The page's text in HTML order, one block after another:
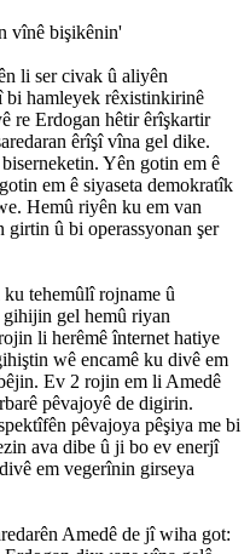
vînê bişikênin'
li ser civak û aliyên
bi hamleyek rêxistinkirinê
re Erdogan hêtir êrîşkartir
êrîşî vîna gel dike.
Yên gotin em ê
em ê siyaseta demokratîk
Hemû riyên ku em van
û bi operassyonan şer
tehemûlî rojname û
gel hemû riyan
li herêmê înternet hatiye
wê encamê ku divê em
Ev 2 rojin em li Amedê
pêvajoyê de digirin.
pêvajoya pêşiya me bi
ava dibe û ji bo ev enerjî
em vegerînin girseya
Amedê de jî wiha got: